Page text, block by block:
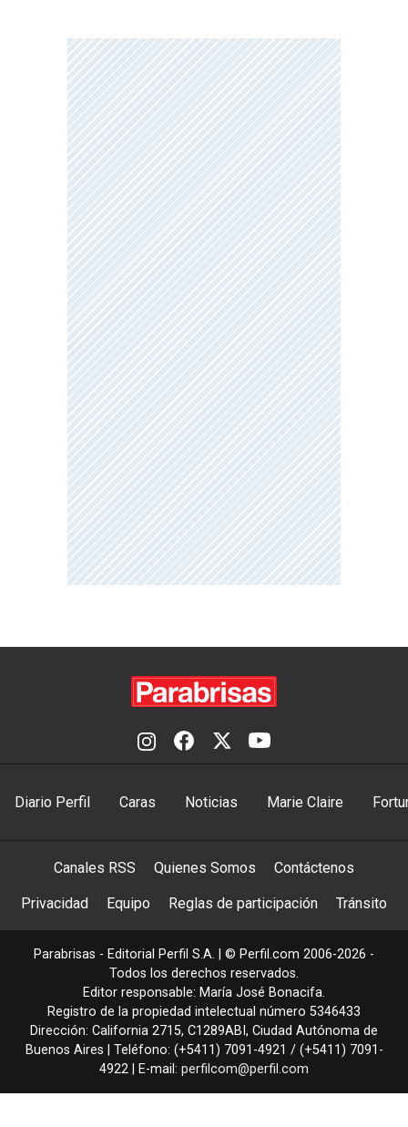
Diario Perfil Caras Noticias Marie Claire
Canales RSS Quienes Somos Contáctenos
Privacidad Equipo Reglas de participación Tránsito
Parabrisas - Editorial Perfil S.A. | © Perfil.com 2006-2026 -
Todos los derechos reservados.
Editor responsable: María José Bonacifa.
Registro de la propiedad intelectual número 5346433
Dirección: California 2715, C1289ABI , Ciudad Autónoma de
Buenos Aires | Teléfono: (+5411) 7091-4921 / (+5411) 7091-
4922 | E-mail: perfilcom@perfil.com